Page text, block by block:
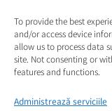
To provide the best
and/or access device
allow us to process data
site. Not consenting or
features and functions.
Administrează serviciile
Capacitatea
funcție de
autonomie,
presupunerile